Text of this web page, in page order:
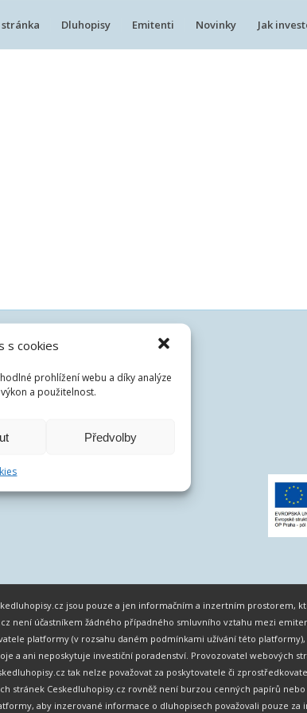
s cookies
prohlížení webu a díky analýze
a použitelnost.
Předvolby
Dluhopisy Emitenti Novinky Jak
jsou pouze a jen informačním a inzertním prostorem,
není účastníkem žádného případného smluvního vztahu mezi
platformy (v rozsahu daném podmínkami užívání této
a ani neposkytuje investiční poradenství. Provozovatel webových
tak nelze považovat za poskytovatele či
stránek Ceskedluhopisy.cz rovněž není burzou cenných papírů
aby inzerované informace o dluhopisech považovali pouze